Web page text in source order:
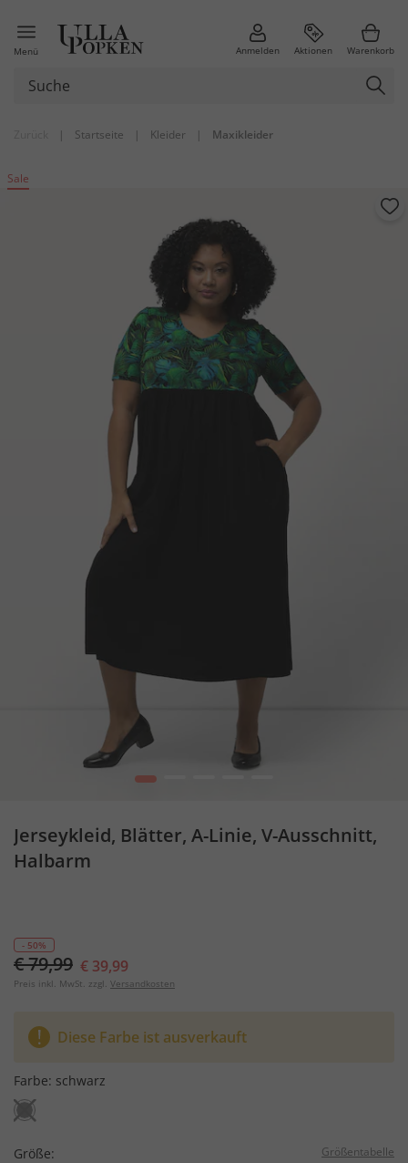
Menü Anmelden Aktionen Warenkorb
| Startseite | Kleider | Maxikleider
Sale
1
Jerseykleid, Blätter, A-Linie, V-Ausschnitt,
Halbarm
- 50%
€ 79,99 € 39,99
Preis inkl. MwSt. zzgl. Versandkosten
Diese Farbe ist ausverkauft
Farbe: schwarz
Größe: Größentabelle